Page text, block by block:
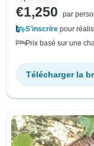
€1,250
par
S'inscrire pour
Prix basé sur une
Télécharger la